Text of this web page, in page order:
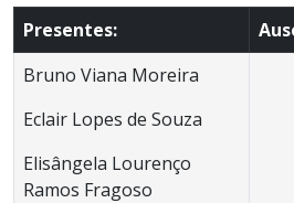
Presentes:
Bruno Viana Moreira
Eclair Lopes de Souza
Elisângela Lourenço
Ramos Fragoso